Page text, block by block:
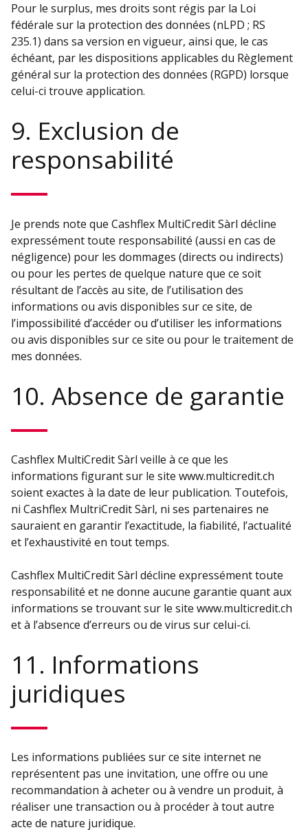
Pour le surplus, mes droits sont régis par la Loi
fédérale sur la protection des données (nLPD ; RS
235.1) dans sa version en vigueur, ainsi que, le cas
échéant, par les dispositions applicables du Règlement
général sur la protection des données (RGPD) lorsque
celui-ci trouve application.
9. Exclusion de
responsabilité
Je prends note que Cashflex MultiCredit Sàrl décline
expressément toute responsabilité (aussi en cas de
négligence) pour les dommages (directs ou indirects)
ou pour les pertes de quelque nature que ce soit
résultant de l’accès au site, de l’utilisation des
informations ou avis disponibles sur ce site, de
l’impossibilité d’accéder ou d’utiliser les informations
ou avis disponibles sur ce site ou pour le traitement de
mes données.
10. Absence de garantie
Cashflex MultiCredit Sàrl veille à ce que les
informations figurant sur le site www.multicredit.ch
soient exactes à la date de leur publication. Toutefois,
ni Cashflex MultriCredit Sàrl, ni ses partenaires ne
sauraient en garantir l’exactitude, la fiabilité, l’actualité
et l’exhaustivité en tout temps.
Cashflex MultiCredit Sàrl décline expressément toute
responsabilité et ne donne aucune garantie quant aux
informations se trouvant sur le site www.multicredit.ch
et à l’absence d’erreurs ou de virus sur celui-ci.
11. Informations
juridiques
Les informations publiées sur ce site internet ne
représentent pas une invitation, une offre ou une
recommandation à acheter ou à vendre un produit, à
réaliser une transaction ou à procéder à tout autre
acte de nature juridique.